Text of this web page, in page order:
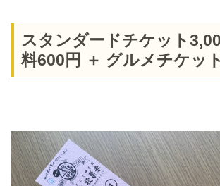
スタンダードチケット
料600円 ＋ グルメチケッ